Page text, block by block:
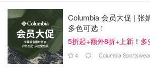
我现在有两个漂亮的孩子，我希望我的
养他们。如果我没有为父母翻译，他们
的事业和家庭决策。传统的亲子模式是
跟着做什么，与此不同，我直接参与了
识地培养我的孩子，让他们参与家庭事
Columbia 会员大促 | 张
多色可选！
5折起+额外8折+上新！多
4 Columbia